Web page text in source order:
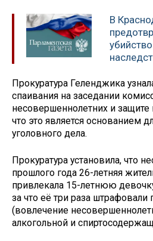
В
Прокуратура Геленджика
спаивания на заседании
несовершеннолетних и защите
что это является основанием
уголовного дела.
Прокуратура установила, что
прошлого года 26-летняя
привлекала 15-летнюю
за что её три раза
(вовлечение
алкогольной и